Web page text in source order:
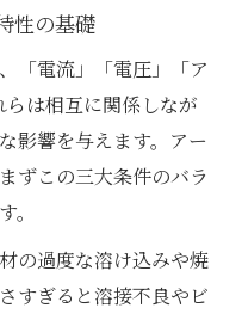
性の基礎
「電流」「電圧」「ア
は相互に関係しなが
影響を与えます。アー
ずこの三大条件のバラ
の過度な溶け込みや焼
すぎると溶接不良やビ